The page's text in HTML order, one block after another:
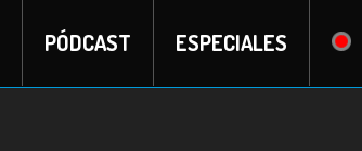
PÓDCAST ESPECIALES